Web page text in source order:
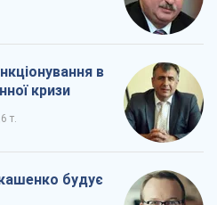
в
кризи
т.
будує